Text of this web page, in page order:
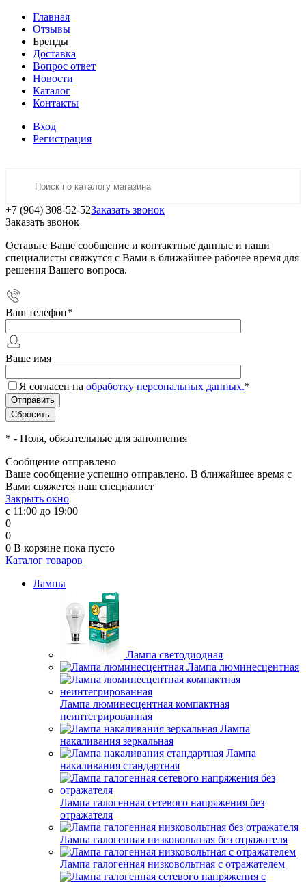
Главная
Отзывы
Бренды
Доставка
Вопрос ответ
Новости
Каталог
Контакты
Вход
Регистрация
+7 (964) 308-52-52Заказать звонок
Заказать звонок
Оставьте Ваше сообщение и контактные данные и наши
специалисты свяжутся с Вами в ближайшее рабочее время для
решения Вашего вопроса.
Ваш телефон*
Ваше имя
Я согласен на обработку персональных данных.*
* - Поля, обязательные для заполнения
Сообщение отправлено
Ваше сообщение успешно отправлено. В ближайшее время с
Вами свяжется наш специалист
Закрыть окно
с 11:00 до 19:00
0
0
0 В корзине пока пусто
Каталог товаров
Лампы
Лампа светодиодная
Лампа люминесцентная
Лампа люминесцентная компактная
неинтегрированная
Лампа
накаливания зеркальная
Лампа
накаливания стандартная
Лампа галогенная сетевого напряжения без
отражателя
Лампа галогенная низковольтная без отражателя
Лампа галогенная низковольтная с отражателем